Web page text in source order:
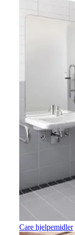
Care hjelpemidler